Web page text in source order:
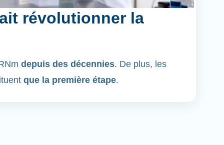
révolutionner la
depuis des décennies. De plus, les
que la première étape.